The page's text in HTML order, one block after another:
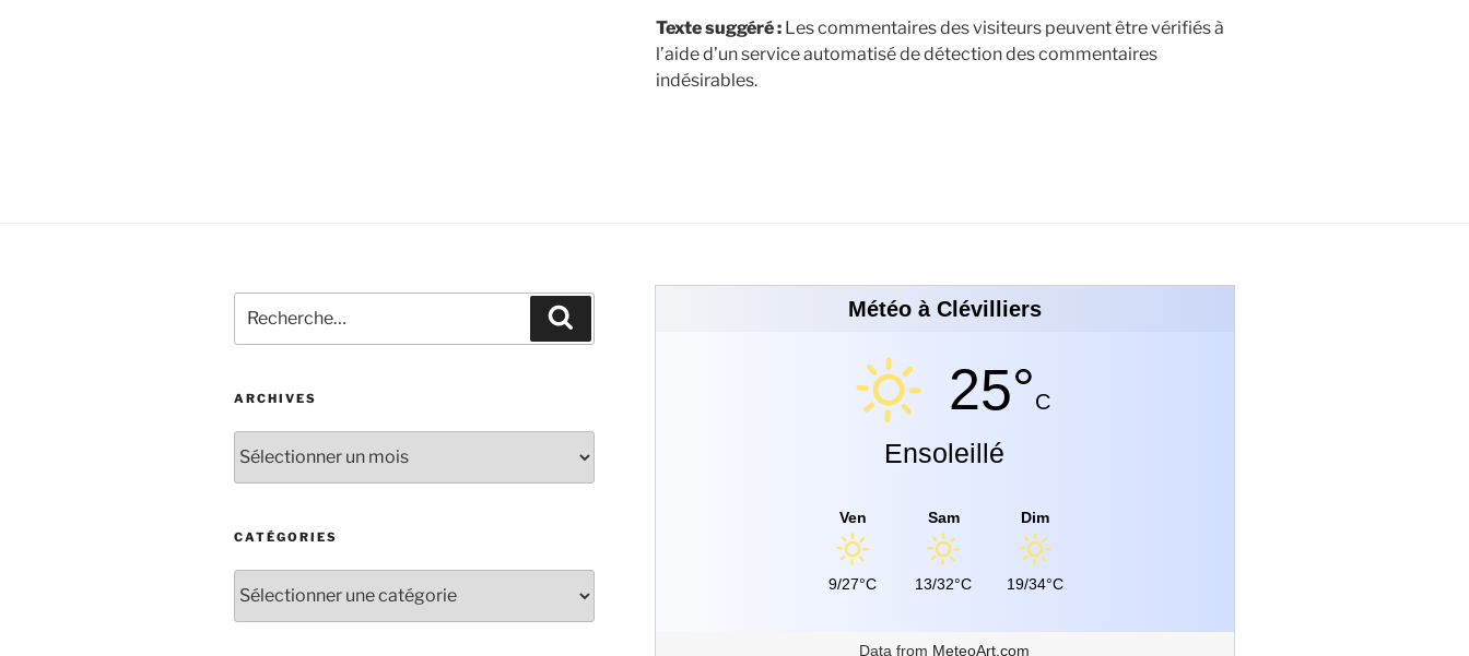
Texte suggéré : Les commentaires des visiteurs peuvent être vérifiés à
l’aide d’un service automatisé de détection des commentaires
indésirables.
ARCHIVES
CATÉGORIES
Météo à Clévilliers
25°C
Ensoleillé
Ven
9/27°C
Sam
13/32°C
Dim
19/34°C
Data from MeteoArt.com